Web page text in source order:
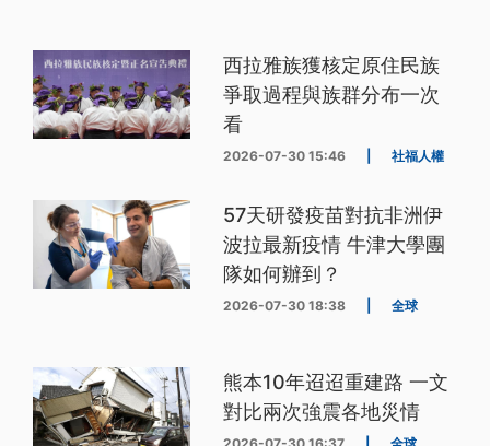
西拉雅族獲核定原住民族
爭取過程與族群分布一次
看
2026-07-30 15:46 社福人權
57天研發疫苗對抗非洲伊
波拉最新疫情 牛津大學團
隊如何辦到？
2026-07-30 18:38 全球
熊本10年迢迢重建路 一文
對比兩次強震各地災情